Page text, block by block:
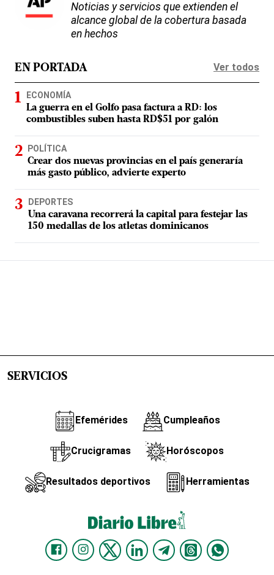
Noticias y servicios que extienden el
alcance global de la cobertura basada
en hechos
EN PORTADA Ver todos
ECONOMÍA
La guerra en el Golfo pasa factura a RD: los
combustibles suben hasta RD$51 por galón
POLÍTICA
Crear dos nuevas provincias en el país generaría
más gasto público, advierte experto
DEPORTES
Una caravana recorrerá la capital para festejar las
150 medallas de los atletas dominicanos
SERVICIOS
Efemérides Cumpleaños
Crucigramas Horóscopos
Resultados deportivos Herramientas